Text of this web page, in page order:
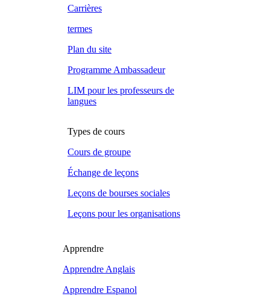
Carrières
termes
Plan du site
Programme Ambassadeur
LIM pour les professeurs de
langues
Types de cours
Cours de groupe
Échange de leçons
Leçons de bourses sociales
Leçons pour les organisations
Apprendre
Apprendre Anglais
Apprendre Espanol